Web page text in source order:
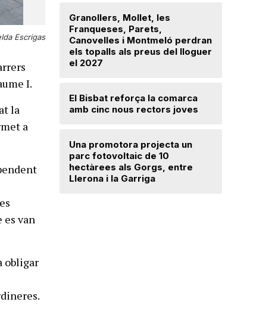
Escrigas
I.
la
a
es van
obligar
Granollers, Mollet, les
Franqueses, Parets,
Canovelles i Montmeló perdran
els topalls als preus del lloguer
el 2027
El Bisbat reforça la comarca
amb cinc nous rectors joves
Una promotora projecta un
parc fotovoltaic de 10
hectàrees als Gorgs, entre
Llerona i la Garriga